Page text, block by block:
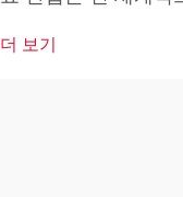
키면서 전례 없는 변
더 보기